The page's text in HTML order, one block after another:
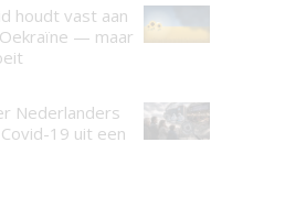
houdt vast aan
— maar
Nederlanders
19 uit een